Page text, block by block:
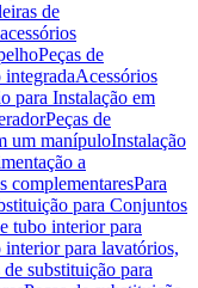
de
Peças de
integradaAcessórios
para Instalação em
Peças de
um manípuloInstalação
a
complementaresPara
para Conjuntos
tubo interior para
interior para lavatórios,
de substituição para